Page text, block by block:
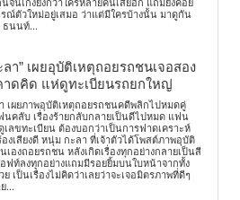
ณ์ตัวใหม่อยู่เสมอ ว่าแต่มีใครบ้างนั้น มาดูกัน
ธนนท์...
า” เผยอุบัติเหตุถอยรถชนเจอสอง
าดคิด แห่ดูทะเบียนรถยกใหญ่
เผยภาพอุบัติเหตุถอยรถชนคดีพลิกไปหมดคู่
คลับ เรื่องร้ายกลับกลายเป็นดีไปหมด แฟน
ลขทะเบียน ต้องบอกว่าเป็นการฟาดเคราะห์
งเสียงดี หนุ่ม กะลา ที่เจ้าตัวได้โพสต์ภาพอุบัติ
เองถอยรถชน หลังเกิดเรื่องทุกอย่างกลายเป็นสี
ฟท์ลงทุกอย่างแถมมีรอยยิ้มบนใบหน้าจากทั้ง
ย เป็นเรื่องไม่คิดว่าเลยว่าจะเจอมิตรภาพที่ดีๆ
...